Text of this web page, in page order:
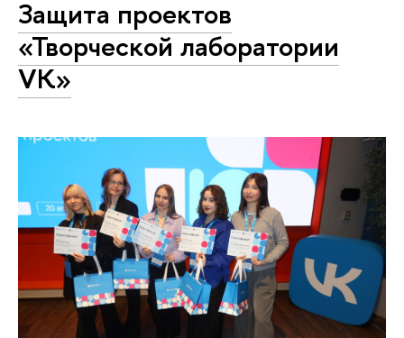
Защита проектов
«Творческой лаборатории
VK»